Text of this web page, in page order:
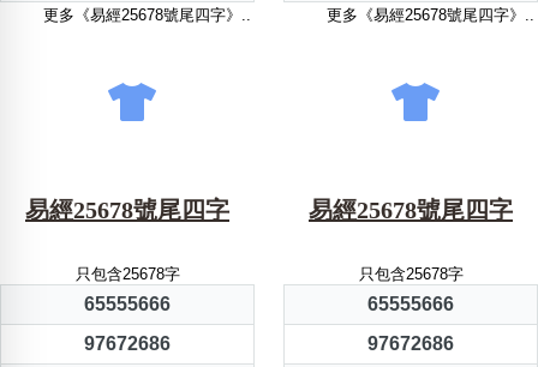
更多《易經25678號尾四字》.. 更多《易經25678號尾四字》..
易經25678號尾四字
只包含25678字
65555666
97672686
易經25678號尾四字
只包含25678字
65555666
97672686